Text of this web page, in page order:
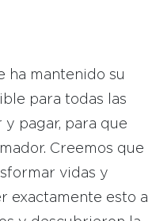
ha mantenido su
para todas las
pagar, para que
Creemos que
vidas y
exactamente esto a